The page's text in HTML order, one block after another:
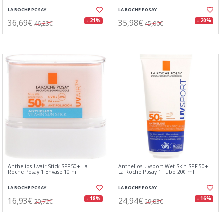
LA ROCHE POSAY
36,69€ 46,23€ - 21%
LA ROCHE POSAY
35,98€ 45,00€ - 20%
Anthelios Uvair Stick SPF 50+ La
Roche Posay 1 Envase 10 ml
LA ROCHE POSAY
16,93€ 20,72€ - 18%
Anthelios Uvsport Wet Skin SPF 50+
La Roche Posay 1 Tubo 200 ml
LA ROCHE POSAY
24,94€ 29,83€ - 16%